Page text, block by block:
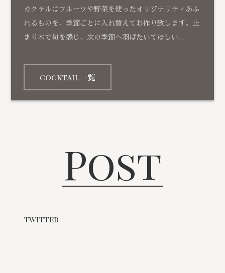
カクテルはフルーツや野菜を使ったオリジナリティあふ
れるものを、季節ごとに入れ替えてお作り致します。止
まり木で旬を感じ、次の季節へ羽ばたいてほしい…
cocktail一覧
Post
twitter